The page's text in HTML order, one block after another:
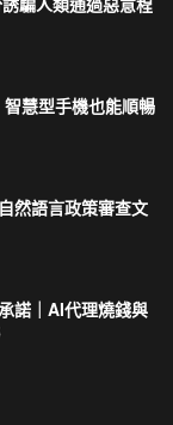
慧型手機也能順暢
然語言政策審查文
諾｜AI代理燒錢與